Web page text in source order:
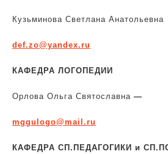
Кузьминова Светлана Анатольевна
def.zo@yandex.ru
КАФЕДРА ЛОГОПЕДИИ
Орлова Ольга Святославна —
mggulogo@mail.ru
КАФЕДРА СП.ПЕДАГОГИКИ и